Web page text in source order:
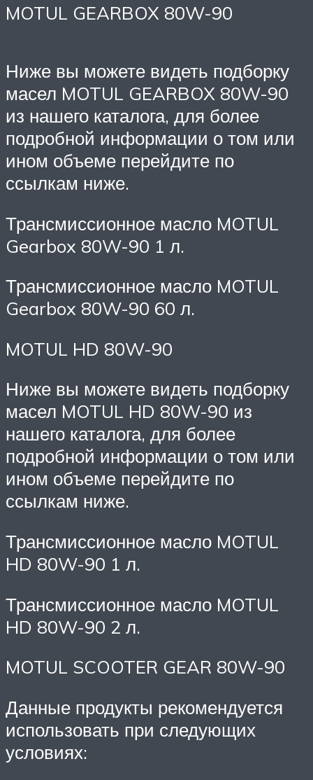
MOTUL GEARBOX 80W-90
Ниже вы можете видеть подборку
масел MOTUL GEARBOX 80W-90
из нашего каталога, для более
подробной информации о том или
ином объеме перейдите по
ссылкам ниже.
Трансмиссионное масло MOTUL
Gearbox 80W-90 1 л.
Трансмиссионное масло MOTUL
Gearbox 80W-90 60 л.
MOTUL HD 80W-90
Ниже вы можете видеть подборку
масел MOTUL HD 80W-90 из
нашего каталога, для более
подробной информации о том или
ином объеме перейдите по
ссылкам ниже.
Трансмиссионное масло MOTUL
HD 80W-90 1 л.
Трансмиссионное масло MOTUL
HD 80W-90 2 л.
MOTUL SCOOTER GEAR 80W-90
Данные продукты рекомендуется
использовать при следующих
условиях: